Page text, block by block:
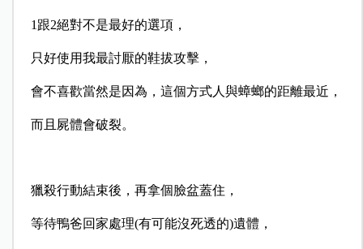
1跟2絕對不是最好的選項，
只好使用我最討厭的鞋拔攻擊，
會不喜歡當然是因為，這個方式人與蟑螂的距離最近，
而且屍體會破裂。
獵殺行動結束後，再拿個臉盆蓋住，
等待鴨爸回家處理(有可能沒死透的)遺體，